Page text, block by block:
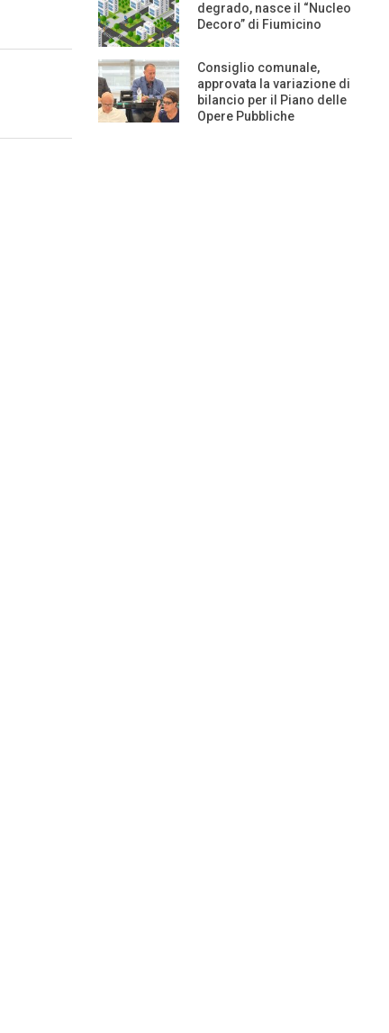
degrado, nasce il “Nucleo
Decoro” di Fiumicino
Consiglio comunale,
approvata la variazione di
bilancio per il Piano delle
Opere Pubbliche